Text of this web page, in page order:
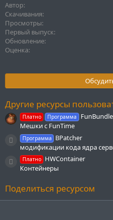
Автор
Скачивания
Просмотры
Первый выпуск
Обновление
Оценка
Другие ресурсы
Платно Программа
FunBundle
Мешки с FunTime
Иконка ресурса
Программа
BPatcher
модификации кода ядра
Иконка ресурса
Платно HWContainer
Контейнеры
Поделиться ресурсом